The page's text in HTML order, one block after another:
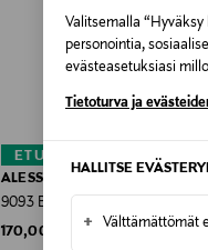
Valitsemalla
personointia,
evästeasetuksiasi
Tietoturva ja
HALLITSE
+ Välttämättömät
ETUKUPONKITUOTE
ALESSI
9093 B vedenkeitin 2 L
Original Price
170,00 €